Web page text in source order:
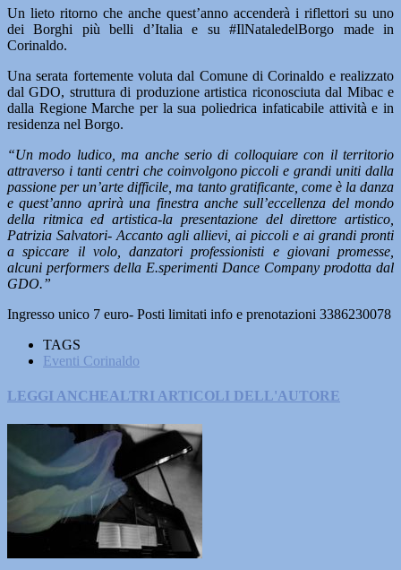
Un lieto ritorno che anche quest’anno accenderà i riflettori su uno
dei Borghi più belli d’Italia e su #IlNataledelBorgo made in
Corinaldo.
Una serata fortemente voluta dal Comune di Corinaldo e realizzato
dal GDO, struttura di produzione artistica riconosciuta dal Mibac e
dalla Regione Marche per la sua poliedrica infaticabile attività e in
residenza nel Borgo.
“Un modo ludico, ma anche serio di colloquiare con il territorio
attraverso i tanti centri che coinvolgono piccoli e grandi uniti dalla
passione per un’arte difficile, ma tanto gratificante, come è la danza
e quest’anno aprirà una finestra anche sull’eccellenza del mondo
della ritmica ed artistica-la presentazione del direttore artistico,
Patrizia Salvatori- Accanto agli allievi, ai piccoli e ai grandi pronti
a spiccare il volo, danzatori professionisti e giovani promesse,
alcuni performers della E.sperimenti Dance Company prodotta dal
GDO.”
Ingresso unico 7 euro- Posti limitati info e prenotazioni 3386230078
TAGS
Eventi Corinaldo
LEGGI ANCHEALTRI ARTICOLI DELL'AUTORE